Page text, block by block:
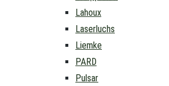
Lahoux
Laserluchs
Liemke
PARD
Pulsar